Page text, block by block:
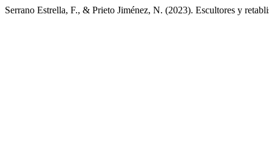
Serrano Estrella, F., & Prieto Jiménez, N. (2023). Escultores y